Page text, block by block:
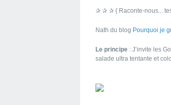
✰ ✰ ✰ { Raconte-nous...
Nath du blog Pourquoi je
Le principe : J’invite les
salade ultra tentante et